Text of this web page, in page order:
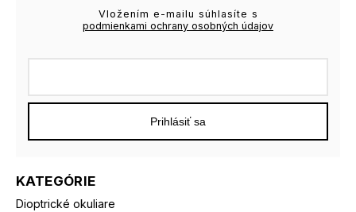
KATEGÓRIE
Dioptrické okuliare
Vložením e-mailu súhlasíte s
podmienkami ochrany osobných údajov
Prihlásiť sa